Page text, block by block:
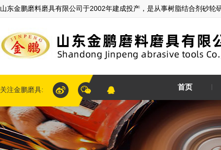
山东金鹏磨料磨具有限公司于2002年建成投产，是从事树脂结合剂砂轮
关注金鹏磨具: 首页